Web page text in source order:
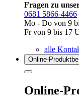
Fragen zu
0681 5866-4466
Mo - Do von 9
Fr von 9 bis 17
alle
Online-
Online-